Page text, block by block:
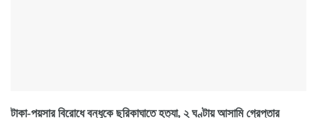
টাকা-পয়সার বিরোধে বন্ধুকে ছুরিকাঘাতে হত্যা, ২ ঘণ্টায় আসামি গ্রেপ্তার